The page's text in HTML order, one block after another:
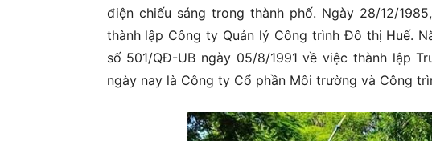
điện chiếu sáng trong thành phố. Ngày 28/12/
thành lập Công ty Quản lý Công trình Đô thị Huế.
số 501/QĐ-UB ngày 05/8/1991 về việc thành lập
ngày nay là Công ty Cổ phần Môi trường và Công